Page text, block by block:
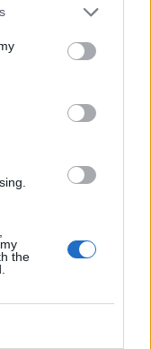
the
ζήτημα των
το 2026
των
για
του
στη